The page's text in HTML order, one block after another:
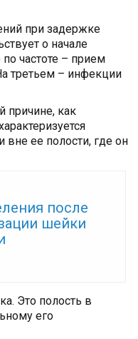
при задержке
о начале
частоте – прием
третьем – инфекции
причине, как
вне ее полости, где он
после
шейки
Это полость в
его